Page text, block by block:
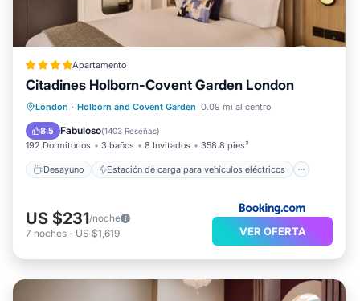
Apartamento
Citadines Holborn-Covent Garden London
London · Holborn and Covent Garden 0.09 mi al centro
8.5 Fabuloso(1403 Reseñas)
192 Dormitorios 3 baños 8 Invitados 358.8 pies²
Desayuno Estación de carga para vehículos eléctricos
Desayuno
Estación de carga para vehículos eléctricos
Aparcamiento
US $231/noche
7 noches - US $1,619 VER OFERTA